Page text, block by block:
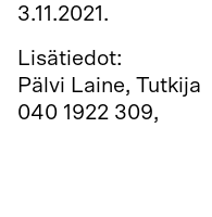
3.11.2021.
Lisätiedot:
Pälvi Laine, Tutkija
040 1922 309,